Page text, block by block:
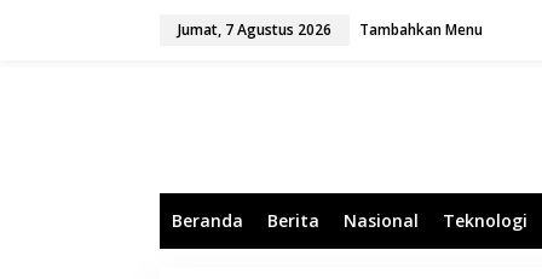
Jumat, 7 Agustus 2026 Tambahkan Menu
Beranda Berita Nasional Teknologi